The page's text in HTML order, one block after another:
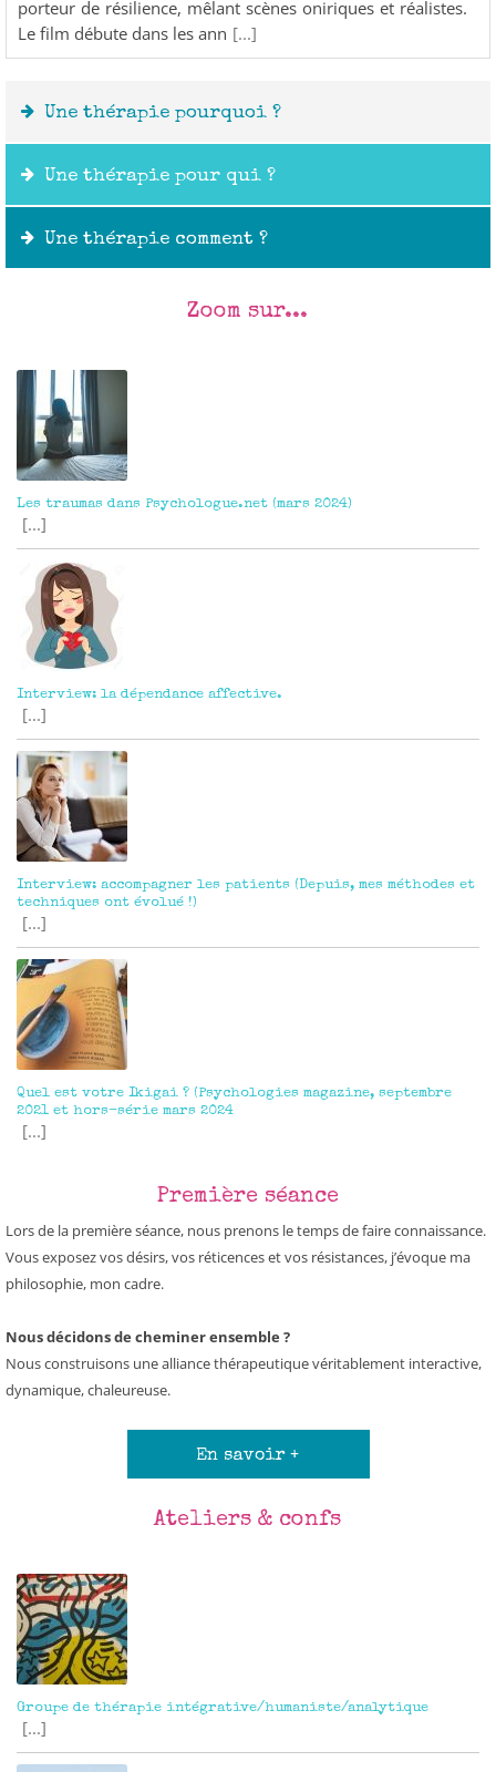
porteur de résilience, mêlant scènes oniriques et réalistes.
Le film débute dans les ann [...]
Une thérapie pourquoi ?
Une thérapie pour qui ?
Outils :
Une thérapie comment ?
Zoom sur...
Les traumas dans Psychologue.net (mars 2024)
[...]
Interview: la dépendance affective.
[...]
Interview: accompagner les patients (Depuis, mes méthodes et
techniques ont évolué !)
[...]
Quel est votre Ikigai ? (Psychologies magazine, septembre
2021 et hors-série mars 2024
[...]
Première séance
Lors de la première séance, nous prenons le temps de faire connaissance.
Vous exposez vos désirs, vos réticences et vos résistances, j’évoque ma
philosophie, mon cadre.
Nous décidons de cheminer ensemble ?
Nous construisons une alliance thérapeutique véritablement interactive,
dynamique, chaleureuse.
En savoir +
Ateliers & confs
Groupe de thérapie intégrative/humaniste/analytique
[...]